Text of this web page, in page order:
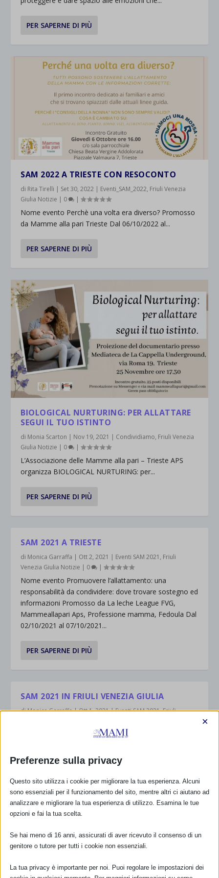
PER SAPERNE DI PIÙ
SAM 2022 A TRIESTE CON RESOCONTO
di Rita Tirelli | Set 30, 2022 | Eventi_SAM_2022, Friuli Venezia
Giulia Notizie | 0 |
Nome evento Perchè una volta era diverso? Promosso
da Mamme alla pari Trieste Dal 06/10/2022 al...
PER SAPERNE DI PIÙ
BIOLOGICAL NURTURING: PER ALLATTARE
SEGUI IL TUO ISTINTO
di Monia Scarton | Nov 19, 2021 | Condividiamo, Friuli Venezia
Giulia Notizie | 0 |
L’Associazione delle Mamme alla pari – Trieste APS
organizza BIOLOGICAL NURTURING: per...
PER SAPERNE DI PIÙ
SAM 2021 A TRIESTE
di Monica Garraffa | Ott 2, 2021 | Eventi SAM 2021 , Friuli
Venezia Giulia Notizie | 0 |
Nome evento Promuovere l’allattamento: una
responsabilità da condividere: dove trovare sostegno ed
informazioni Promosso da La leche League FVG,
Mammeallapari Aps, Professione mamma, Fedoula Dal
02/10/2021 al 07/10/2021...
PER SAPERNE DI PIÙ
SAM 2021 IN FRIULI VENEZIA GIULIA
diMonica Garraffa|Ott 1, 2021|Eventi SAM 2021,Friuli
Nome evento Proteggere l’allattamento: una
informazioni? – Incontro On-Line Promosso da La
Leche League Italia Dal 07/10/2021 al 07/10/2021 Tipo
di evento Evento...
PER SAPERNE DI PIÙ
SAM 2021 A PORDENONE CON RESOCONTO
di Monica Garraffa|Set 25, 2021 |Eventi SAM 2021,Friuli
Venezia Giulia Notizie
resoconto sam 2021
Preferenze sulla privacy
×
Questo sito utilizza i cookie per migliorare la tua esperienza. Alcuni
sono essenziali per il funzionamento del sito, mentre altri ci aiutano ad
analizzare e migliorare la tua esperienza di utilizzo. Esamina le tue
opzioni e fai la tua scelta.
Se hai meno di 16 anni, assicurati di aver ricevuto il consenso di un
genitore o tutore per tutti i cookie non essenziali.
La tua privacy è importante per noi. Puoi regolare le impostazioni dei